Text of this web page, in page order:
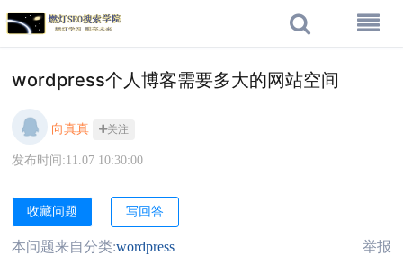
wordpress个人博客需要多大的网站空间
向真真 关注
发布时间:11.07 10:30:00
收藏问题 写回答
本问题来自分类:wordpress 举报